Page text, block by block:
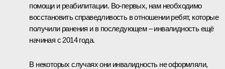
помощи и реабилитации. Во-первых, нам необходимо
восстановить справедливость в отношении ребят, которые
получили ранения и в последующем – инвалидность ещё
начиная с 2014 года.
В некоторых случаях они инвалидность не оформляли,